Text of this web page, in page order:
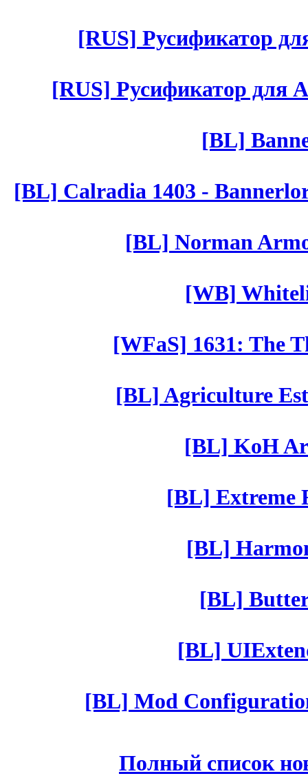
[RUS] Русификатор
[RUS] Русификатор для
[BL]
[BL] Calradia 1403 -
[BL] Norman
[WB]
[WFaS] 1631: The
[BL] Agriculture
[BL] KoH
[BL] Extreme
[BL]
[BL]
[BL]
[BL] Mod
Полный список